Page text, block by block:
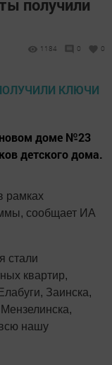
получили
1184 0 0
доме №23
детского дома.
рамках
сообщает ИА
стали
квартир,
Заинска,
нашу